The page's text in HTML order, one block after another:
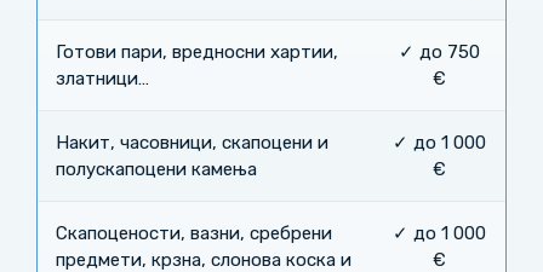
Готови пари, вредносни хартии,
златници…
✓ до 750
€
Накит, часовници, скапоцени и
полускапоцени камења
✓ до 1 000
€
Скапоцености, вазни, сребрени
предмети, крзна, слонова коска и
✓ до 1 000
€